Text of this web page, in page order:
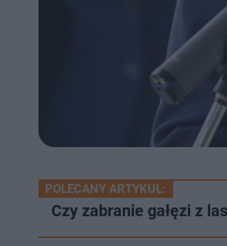
POLECANY ARTYKUŁ:
Czy zabranie gałęzi z